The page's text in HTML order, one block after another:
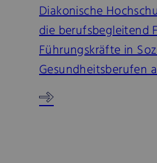
Diakonische
die berufsbegleitend
Führungskräfte in
Gesundheitsberufen